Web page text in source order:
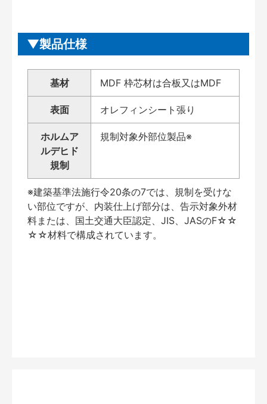
製品仕様
基材 MDF 枠芯材は合板又はMDF
表面 オレフィンシート張り
ホルムア
ルデヒド
規制
規制対象外部位製品※
※建築基準法施行令20条の7では、規制を受けな
い部位ですが、内装仕上げ部分は、告示対象外材
料または、国土交通大臣認定、JIS、JASのF☆☆
☆☆材料で構成されています。